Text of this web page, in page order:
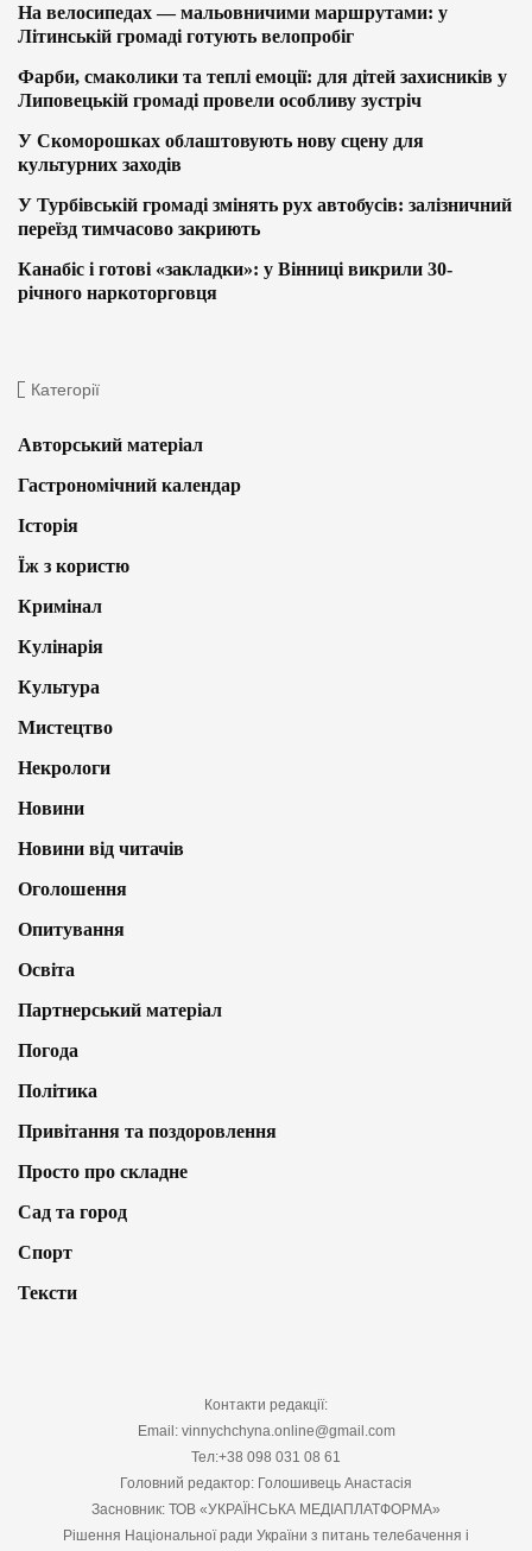
На велосипедах — мальовничими маршрутами: у
Літинській громаді готують велопробіг
Фарби, смаколики та теплі емоції: для дітей захисників у
Липовецькій громаді провели особливу зустріч
У Скоморошках облаштовують нову сцену для
культурних заходів
У Турбівській громаді змінять рух автобусів: залізничний
переїзд тимчасово закриють
Канабіс і готові «закладки»: у Вінниці викрили 30-
річного наркоторговця
Категорії
Авторський матеріал
Гастрономічний календар
Історія
Їж з користю
Кримінал
Кулінарія
Культура
Мистецтво
Некрологи
Новини
Новини від читачів
Оголошення
Опитування
Освіта
Партнерський матеріал
Погода
Політика
Привітання та поздоровлення
Просто про складне
Сад та город
Спорт
Тексти
Контакти редакції:
Email: vinnychchyna.online@gmail.com
Тел:+38 098 031 08 61
Головний редактор: Голошивець Анастасія
Засновник: ТОВ «УКРАЇНСЬКА МЕДІАПЛАТФОРМА»
Рішення Національної ради України з питань телебачення і